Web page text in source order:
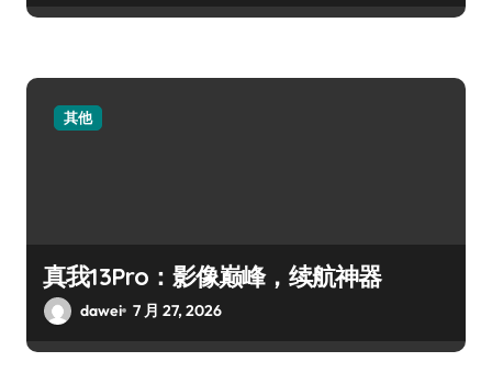
其他
真我13Pro：影像巅峰，续航神器
dawei 7 月 27, 2026